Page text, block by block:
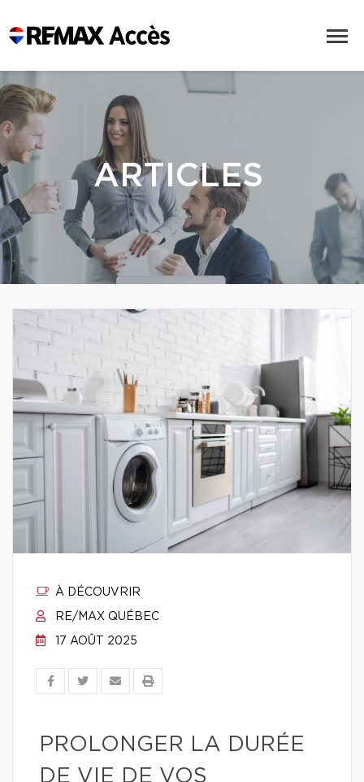
ARTICLES
À DÉCOUVRIR
RE/MAX QUÉBEC
17 AOÛT 2025
PROLONGER LA DURÉE
DE VIE DE VOS